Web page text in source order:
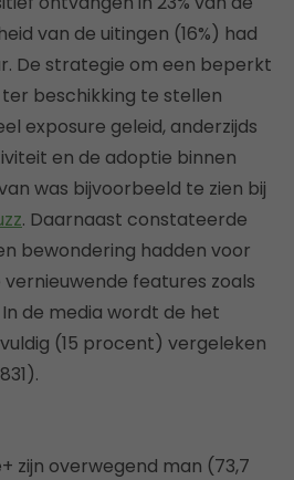
van de uitingen (16%) had
De strategie om een beperkt
beschikking te stellen
exposure geleid, anderzijds
en de adoptie binnen
was bijvoorbeeld te zien bij
. Daarnaast constateerde
bewondering hadden voor
features zoals
de media wordt de het
(15 procent) vergeleken
zijn overwegend man (73,7